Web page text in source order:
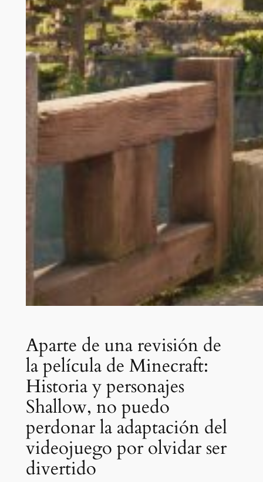
Aparte de una revisión de
la película de Minecraft:
Historia y personajes
Shallow, no puedo
perdonar la adaptación del
videojuego por olvidar ser
divertido